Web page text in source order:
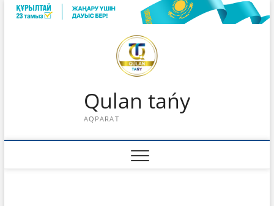
Skip
Qulan tańy
AQPARAT